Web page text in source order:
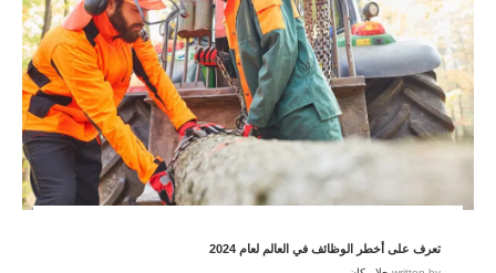
تعرف على أخطر الوظائف في العالم لعام 2024